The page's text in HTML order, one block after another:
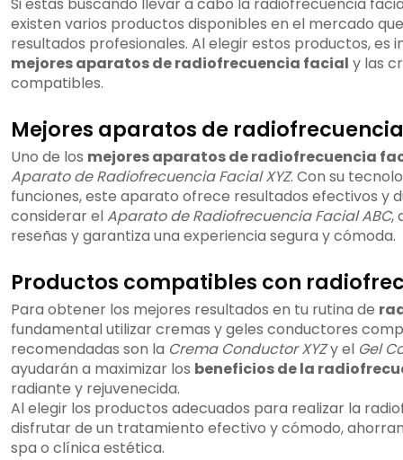
Si estás buscando llevar a cabo la radiofrecuencia
existen varios productos disponibles en el mercado
resultados profesionales. Al elegir estos productos,
mejores aparatos de radiofrecuencia facial y las
compatibles.
Mejores aparatos de
Uno de los mejores aparatos de radiofrecuencia
Aparato de Radiofrecuencia Facial XYZ. Con su
funciones, este aparato ofrece resultados efectivos y
considerar elAparato de Radiofrecuencia Facial ABC,
reseñas y garantiza una experiencia segura y cómoda.
Productos compatibles con
Para obtener los mejores resultados en tu rutina de
fundamental utilizar cremas y geles conductores
recomendadas son la Crema Conductor XYZy el Gel
ayudarán a maximizar los beneficios de la
radiante y rejuvenecida.
Al elegir los productos adecuados para realizar la
disfrutar de un tratamiento efectivo y cómodo,
spa o clínica estética.